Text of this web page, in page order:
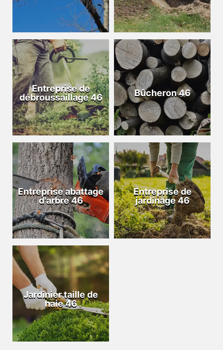
Entreprise de
débroussaillage 46
Bûcheron 46
Entreprise abattage
d'arbre 46
Entreprise de
jardinage 46
Jardinier taille de
haie 46